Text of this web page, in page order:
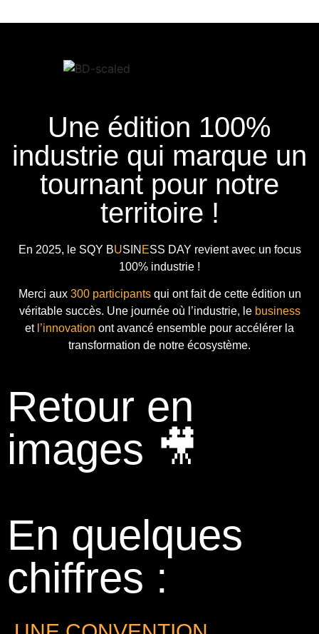
Une édition 100%
industrie qui marque un
tournant pour notre
territoire !
En 2025, le SQY BUSIN ESS DAY revient avec un focus
100% industrie !
Merci aux 300 participantsqui ont fait de cette édition un
véritable succès. Une journée où l’industrie, le business
et l’innovation ont avancé ensemble pour accélérer la
transformation de notre écosystème.
Retour en
images 🎥
En quelques
chiffres :